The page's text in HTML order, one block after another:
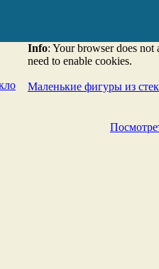
Info: Your browser does
need to enable cookies.
Маленькие фигуры из